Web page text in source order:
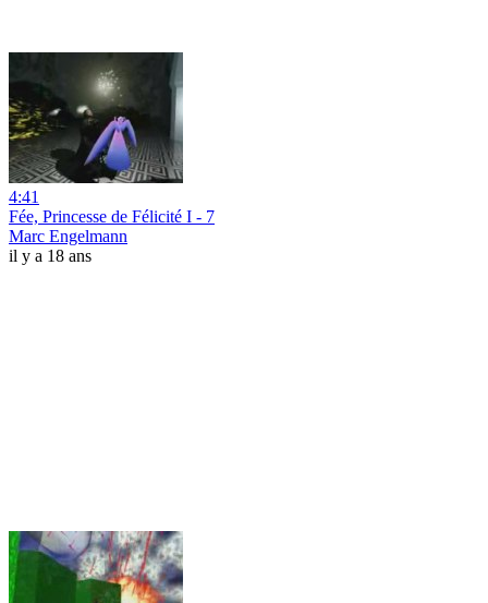
4:41
Fée, Princesse de Félicité I - 7
Marc Engelmann
il y a 18 ans